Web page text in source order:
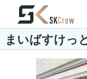
まいばすけっ